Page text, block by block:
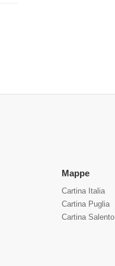
Mappe
Cartina Italia
Cartina Puglia
Cartina Salento